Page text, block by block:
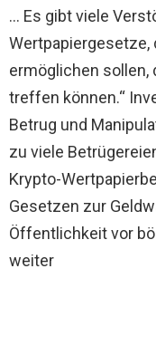
… Es gibt viele
Wertpapiergesetze,
ermöglichen sollen,
treffen können.“
Betrug und
zu viele
Krypto-
Gesetzen zur
Öffentlichkeit vor
weiter